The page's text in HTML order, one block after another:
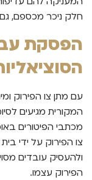
חלק ניכר מכספם,
הפסקת
עם מתן צו הפירוק
המקורית מגיעים
מכתבי הפיטורים
צו הפירוק על ידי
ולהעסיק עובדים
הפירוק עצמו.